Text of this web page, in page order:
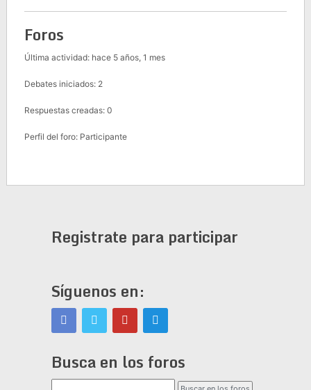
Foros
Última actividad: hace 5 años, 1 mes
Debates iniciados: 2
Respuestas creadas: 0
Perfil del foro: Participante
Registrate para participar
Síguenos en:
Busca en los foros